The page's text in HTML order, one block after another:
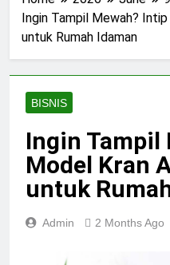
Ingin Tampil Mewah?
untuk Rumah Idaman
BISNIS
Ingin Tampil
Model Kran
untuk
Admin 2 Months Ago